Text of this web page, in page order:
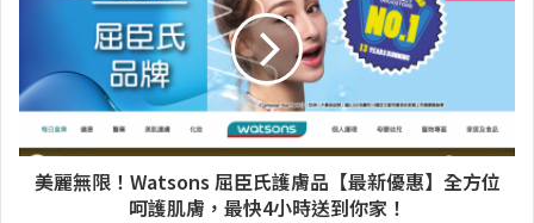
美麗無限！Watsons 屈臣氏護膚品【最新優惠】全方位
呵護肌膚，最快4小時送到你家！